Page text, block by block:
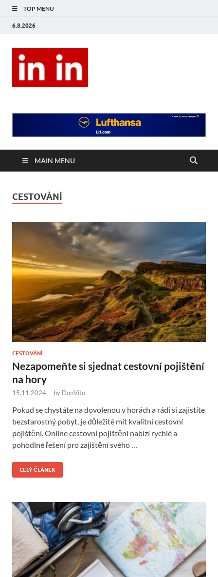
TOP MENU
6.8.2026
MAIN MENU
CESTOVÁNÍ
CESTOVÁNÍ
Nezapomeňte si sjednat cestovní pojištění
na hory
15.11.2024 - by DonVito
Pokud se chystáte na dovolenou v horách a rádi si zajistíte
bezstarostný pobyt, je důležité mít kvalitní cestovní
pojištění. Online cestovní pojištění nabízí rychlé a
pohodlné řešení pro zajištění svého …
CELÝ ČLÁNEK